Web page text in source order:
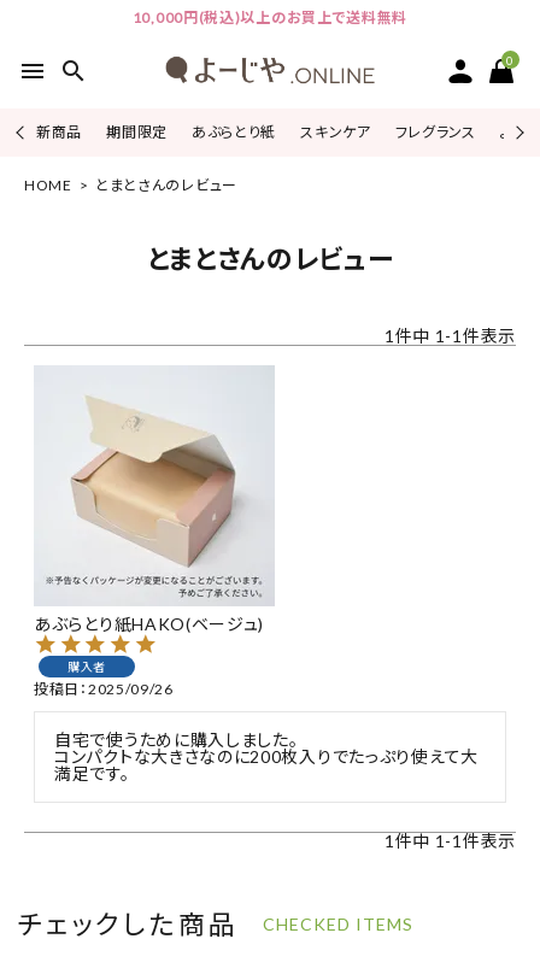
10,000円(税込)以上のお買上で送料無料
menu search 0
新商品 期間限定 あぶらとり紙 スキンケア フレグランス よじ
ACCOUNT MENU
ピックアップ
カテゴリーから探す
シリーズから探す
よーじやについて
特集
お知らせ
ご利用ガイド
お客さま向け窓口(お問い合わせ)
企業さま向け窓口
HOME とまとさんのレビュー
とまとさんのレビュー
1 件中 1 -1 件表示
あぶらとり紙HAKO(ベージュ)
購入者
投稿日 2025/09/26
自宅で使うために購入しました。
コンパクトな大きさなのに200枚入りでたっぷり使えて大
満足です。
1 件中 1 -1 件表示
チェックした商品 CHECKED ITEMS